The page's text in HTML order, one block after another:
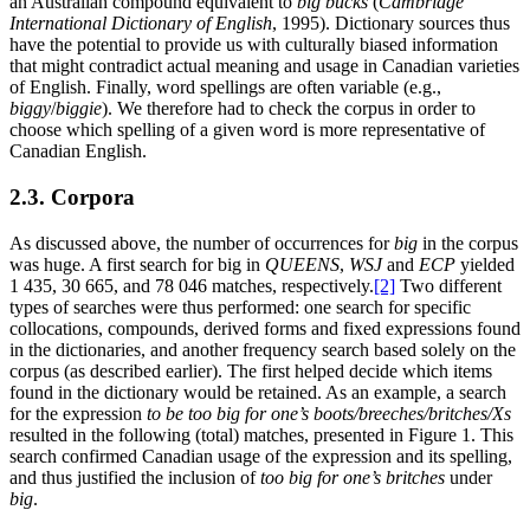
International Dictionary of English, 1995). Dictionary sources thus
have the potential to provide us with culturally biased information
that might contradict actual meaning and usage in Canadian varieties
of English. Finally, word spellings are often variable (e.g.,
biggy/biggie). We therefore had to check the corpus in order to
choose which spelling of a given word is more representative of
Canadian English.
2.3. Corpora
As discussed above, the number of occurrences forbig in the corpus
was huge. A first search for big in QUEENS, WSJand ECP yielded
1 435, 30 665, and 78 046 matches, respectively.[2] Two different
types of searches were thus performed: one search for specific
collocations, compounds, derived forms and fixed expressions found
in the dictionaries, and another frequency search based solely on the
corpus (as described earlier). The first helped decide which items
found in the dictionary would be retained. As an example, a search
for the expression to be too big for one’s boots/breeches/britches/Xs
resulted in the following (total) matches, presented in Figure 1. This
search confirmed Canadian usage of the expression and its spelling,
and thus justified the inclusion oftoo big for one’s britches under
big.